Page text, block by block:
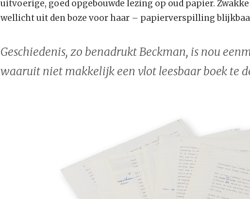
uitvoerige, goed opgebouwde lezing op oud papier.
wellicht uit den boze voor haar – papierverspilling
Geschiedenis, zo benadrukt Beckman, is nou
waaruit niet makkelijk een vlot leesbaar boek te